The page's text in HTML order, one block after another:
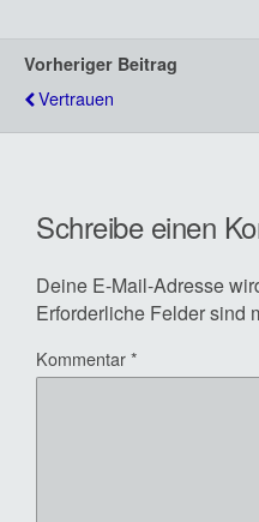
Vorheriger Beitrag
Vertrauen
Schreibe einen
Deine E-Mail-Adresse
Erforderliche Felder sind
Kommentar*